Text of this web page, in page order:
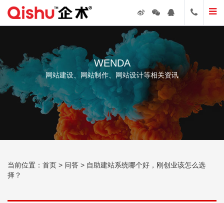
WENDA
网站建设、网站制作、网站设计等相关资讯
当前位置： 首页 > 问答 > 自助建站系统哪个好，刚创业该怎么选
择？